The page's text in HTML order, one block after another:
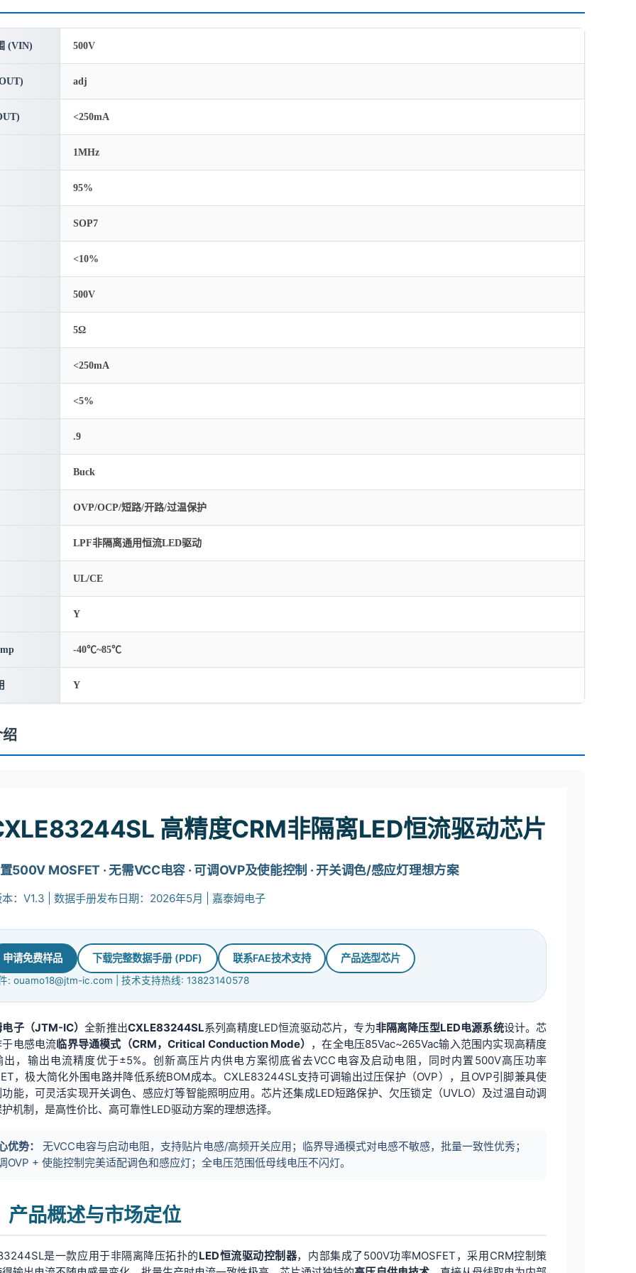
(VIN) 500V
adj
<250mA
1MHz
95%
SOP7
<10%
500V
5Ω
<250mA
<5%
.9
Buck
OVP/OCP/短路/开路/过温保护
LPF非隔离通用恒流LED驱动
UL/CE
Y
-40℃~85℃
Y
绍
高精度CRM非隔离LED恒流驱动芯片
500V MOSFET · 无需VCC电容 · 可调OVP及使能控制 · 开关调色/感应灯理想方案
：V1.3 | 数据手册发布日期：2026年5月 | 嘉泰姆电子
申请免费样品 下载完整数据手册 (PDF) 联系FAE技术支持 产品选型芯片
: ouamo18@jtm-ic.com | 技术支持热线: 13823140578
电子（JTM-IC）全新推出CXLE83244SL系列高精度LED恒流驱动芯片，专为非隔离降压型LED电源系统设计。芯
电感电流临界导通模式（CRM，Critical Conduction Mode） ，在全电压85Vac~265Vac输入范围内实现高精度
出，输出电流精度优于±5%。创新高压片内供电方案彻底省去VCC电容及启动电阻，同时内置500V高压功率
，极大简化外围电路并降低系统BOM成本。CXLE83244SL支持可调输出过压保护（OVP），且OVP引脚兼具使
能，可灵活实现开关调色、感应灯等智能照明应用。芯片还集成LED短路保护、欠压锁定（UVLO）及过温自动调
机制，是高性价比、高可靠性LED驱动方案的理想选择。
优势：
无VCC电容与启动电阻，支持贴片电感/高频开关应用；临界导通模式对电感不敏感，批量一致性优秀；
OVP + 使能控制完美适配调色和感应灯；全电压范围低母线电压不闪灯。
产品概述与市场定位
是一款应用于非隔离降压拓扑的LED恒流驱动控制器，内部集成了500V功率MOSFET，采用CRM控制策